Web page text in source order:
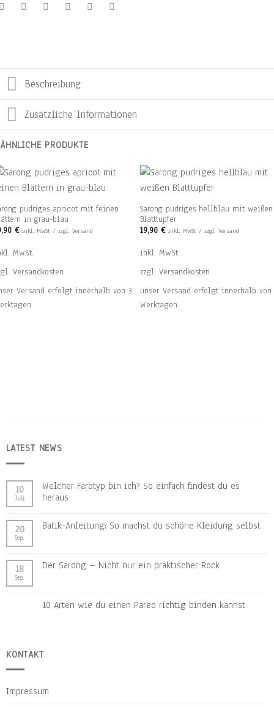
Beschreibung
Zusätzliche Informationen
ÄHNLICHE PRODUKTE
pudriges apricot mit feinen
in grau-blau
€ inkl. MwSt / zzgl. Versand
MwSt.
Versandkosten
Versand erfolgt innerhalb von 3
Sarong pudriges hellblau mit weißen
Blatttupfer
19,90 € inkl. MwSt / zzgl. Versand
inkl. MwSt.
zzgl. Versandkosten
unser Versand erfolgt innerhalb von
Werktagen
LATEST NEWS
10
Juli
Welcher Farbtyp bin ich? So einfach findest du es
heraus
20
Sep.
Batik-Anleitung: So machst du schöne Kleidung selbst
18
Sep.
Der Sarong – Nicht nur ein praktischer Rock
10 Arten wie du einen Pareo richtig binden kannst
KONTAKT
Impressum